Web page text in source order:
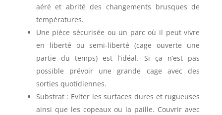
aéré et abrité des changements brusques de
températures.
Une pièce sécurisée ou un parc où il peut vivre
en liberté ou semi-liberté (cage ouverte une
partie du temps) est l’idéal. Si ça n’est pas
possible prévoir une grande cage avec des
sorties quotidiennes.
Substrat : Eviter les surfaces dures et rugueuses
ainsi que les copeaux ou la paille. Couvrir avec